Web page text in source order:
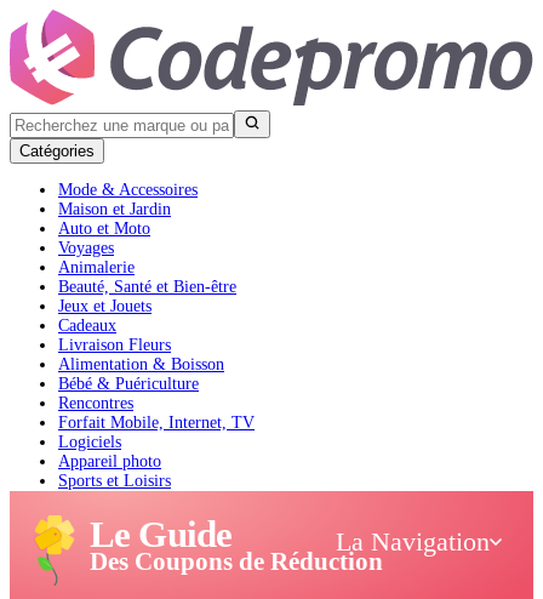
Catégories
Mode & Accessoires
Maison et Jardin
Auto et Moto
Voyages
Animalerie
Beauté, Santé et Bien-être
Jeux et Jouets
Cadeaux
Livraison Fleurs
Alimentation & Boisson
Bébé & Puériculture
Rencontres
Forfait Mobile, Internet, TV
Logiciels
Appareil photo
Sports et Loisirs
Le Guide
Des Coupons de Réduction
La Navigation